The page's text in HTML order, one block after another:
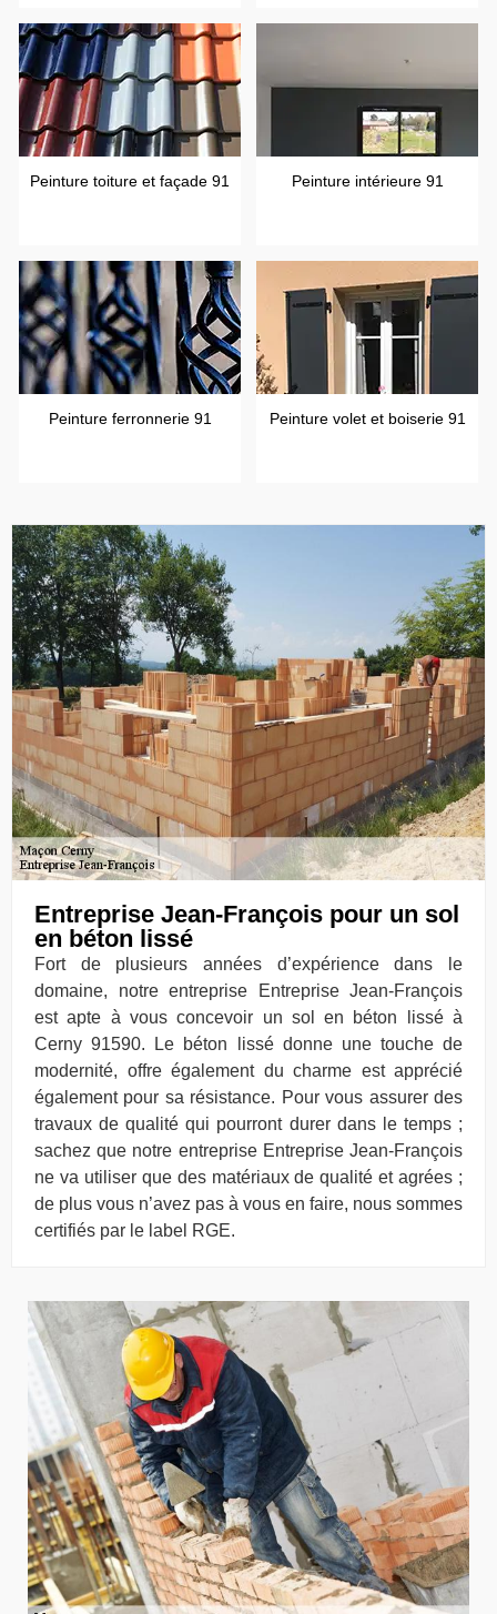
Peinture toiture et façade 91 Peinture intérieure 91
Peinture ferronnerie 91 Peinture volet et boiserie 91
Entreprise Jean-François pour un sol
en béton lissé
Fort de plusieurs années d’expérience dans le
domaine, notre entreprise Entreprise Jean-François
est apte à vous concevoir un sol en béton lissé à
Cerny 91590. Le béton lissé donne une touche de
modernité, offre également du charme est apprécié
également pour sa résistance. Pour vous assurer des
travaux de qualité qui pourront durer dans le temps ;
sachez que notre entreprise Entreprise Jean-François
ne va utiliser que des matériaux de qualité et agrées ;
de plus vous n’avez pas à vous en faire, nous sommes
certifiés par le label RGE.